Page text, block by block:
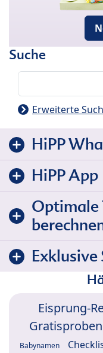
Suche
Erweiterte
HiPP
HiPP App
Optimale
Eisprung-
Gratisproben
Babynamen